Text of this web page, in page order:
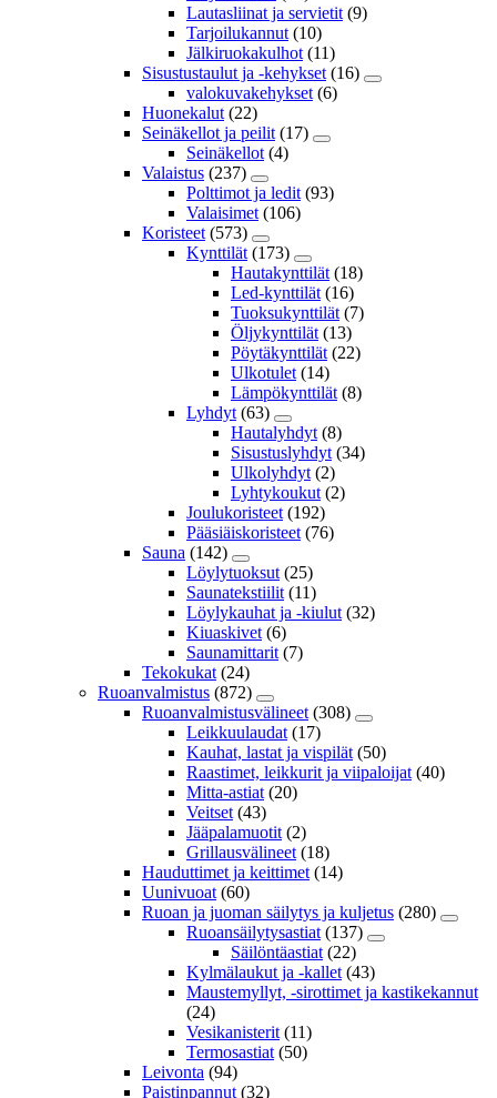
Lautasliinat ja servietit (9)
Tarjoilukannut (10)
Jälkiruokakulhot (11)
Sisustustaulut ja -kehykset (16)
valokuvakehykset (6)
Huonekalut (22)
Seinäkellot ja peilit (17)
Seinäkellot (4)
Valaistus (237)
Polttimot ja ledit (93)
Valaisimet (106)
Koristeet (573)
Kynttilät (173)
Hautakynttilät (18)
Led-kynttilät (16)
Tuoksukynttilät (7)
Öljykynttilät (13)
Pöytäkynttilät (22)
Ulkotulet (14)
Lämpökynttilät (8)
Lyhdyt (63)
Hautalyhdyt (8)
Sisustuslyhdyt (34)
Ulkolyhdyt (2)
Lyhtykoukut (2)
Joulukoristeet (192)
Pääsiäiskoristeet (76)
Sauna (142)
Löylytuoksut (25)
Saunatekstiilit (11)
Löylykauhat ja -kiulut (32)
Kiuaskivet (6)
Saunamittarit (7)
Tekokukat (24)
Ruoanvalmistus (872)
Ruoanvalmistusvälineet (308)
Leikkuulaudat (17)
Kauhat, lastat ja vispilät (50)
Raastimet, leikkurit ja viipaloijat (40)
Mitta-astiat (20)
Veitset (43)
Jääpalamuotit (2)
Grillausvälineet (18)
Hauduttimet ja keittimet (14)
Uunivuoat (60)
Ruoan ja juoman säilytys ja kuljetus (280)
Ruoansäilytysastiat (137)
Säilöntäastiat (22)
Kylmälaukut ja -kallet (43)
Maustemyllyt, -sirottimet ja kastikekannut
(24)
Vesikanisterit (11)
Termosastiat (50)
Leivonta (94)
Paistinpannut (32)